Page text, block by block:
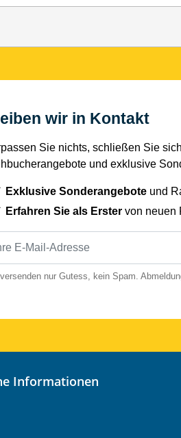
wir in Kontakt
Sie nichts, schließen Sie
und exklusive
Exklusive Sonderangebote und
Erfahren Sie als Erster von neuen
nur Gutess, kein Spam.
Informationen